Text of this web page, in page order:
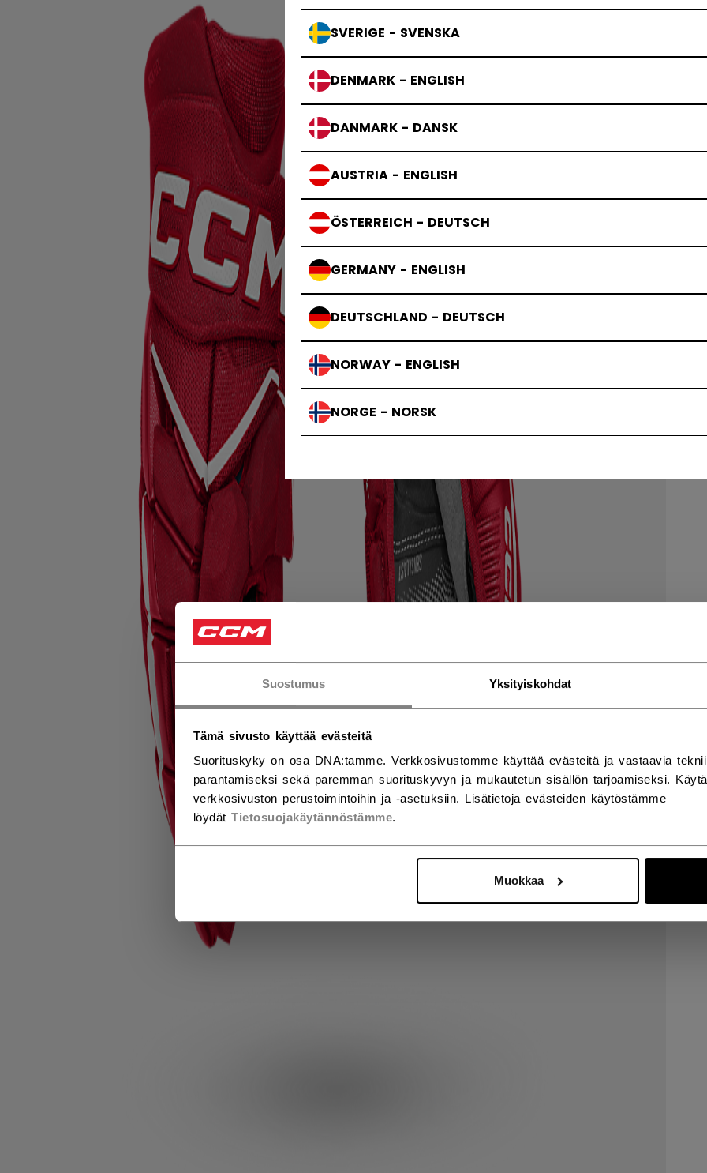
Suostumus Yksityiskohdat
Tämä sivusto käyttää evästeitä
Suorituskyky on osa DNA:tamme. Verkkosivustomme käyttää evästeitä ja vastaavia
parantamiseksi sekä paremman suorituskyvyn ja mukautetun sisällön tarjoamiseksi.
verkkosivuston perustoimintoihin ja -asetuksiin. Lisätietoja evästeiden käytöstämme
löydät Tietosuojakäytännöstämme.
Muokkaa
SVERIGE - SVENSKA
DENMARK - ENGLISH
DANMARK - DANSK
AUSTRIA - ENGLISH
ÖSTERREICH - DEUTSCH
GERMANY - ENGLISH
DEUTSCHLAND - DEUTSCH
NORWAY - ENGLISH
NORGE - NORSK